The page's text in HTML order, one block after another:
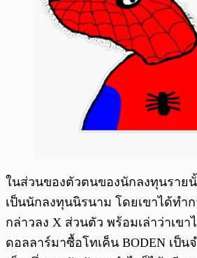
ในส่วนของตัวตนของนักลงทุนรายนั้
เป็นนักลงทุนนิรนาม โดยเขาได้ทำก
กล่าวลง X ส่วนตัว พร้อมเล่าว่าเขา
ดอลลาร์มาซื้อโทเค็น BODEN เป็น